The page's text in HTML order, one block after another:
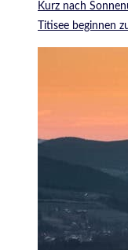
Kurz nach
Titisee beginnen